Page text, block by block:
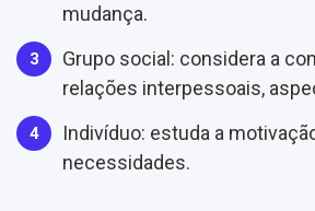
mudança.
Grupo social: considera a
relações interpessoais,
Indivíduo: estuda a
necessidades.